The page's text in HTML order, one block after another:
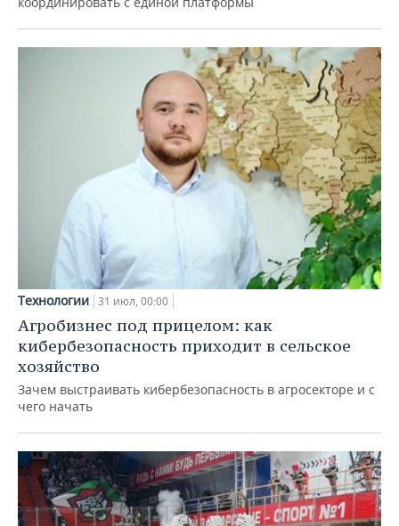
Технологии 31 июл, 00:00
Агробизнес под прицелом: как
кибербезопасность приходит в сельское
хозяйство
Зачем выстраивать кибербезопасность в агросекторе и с
чего начать